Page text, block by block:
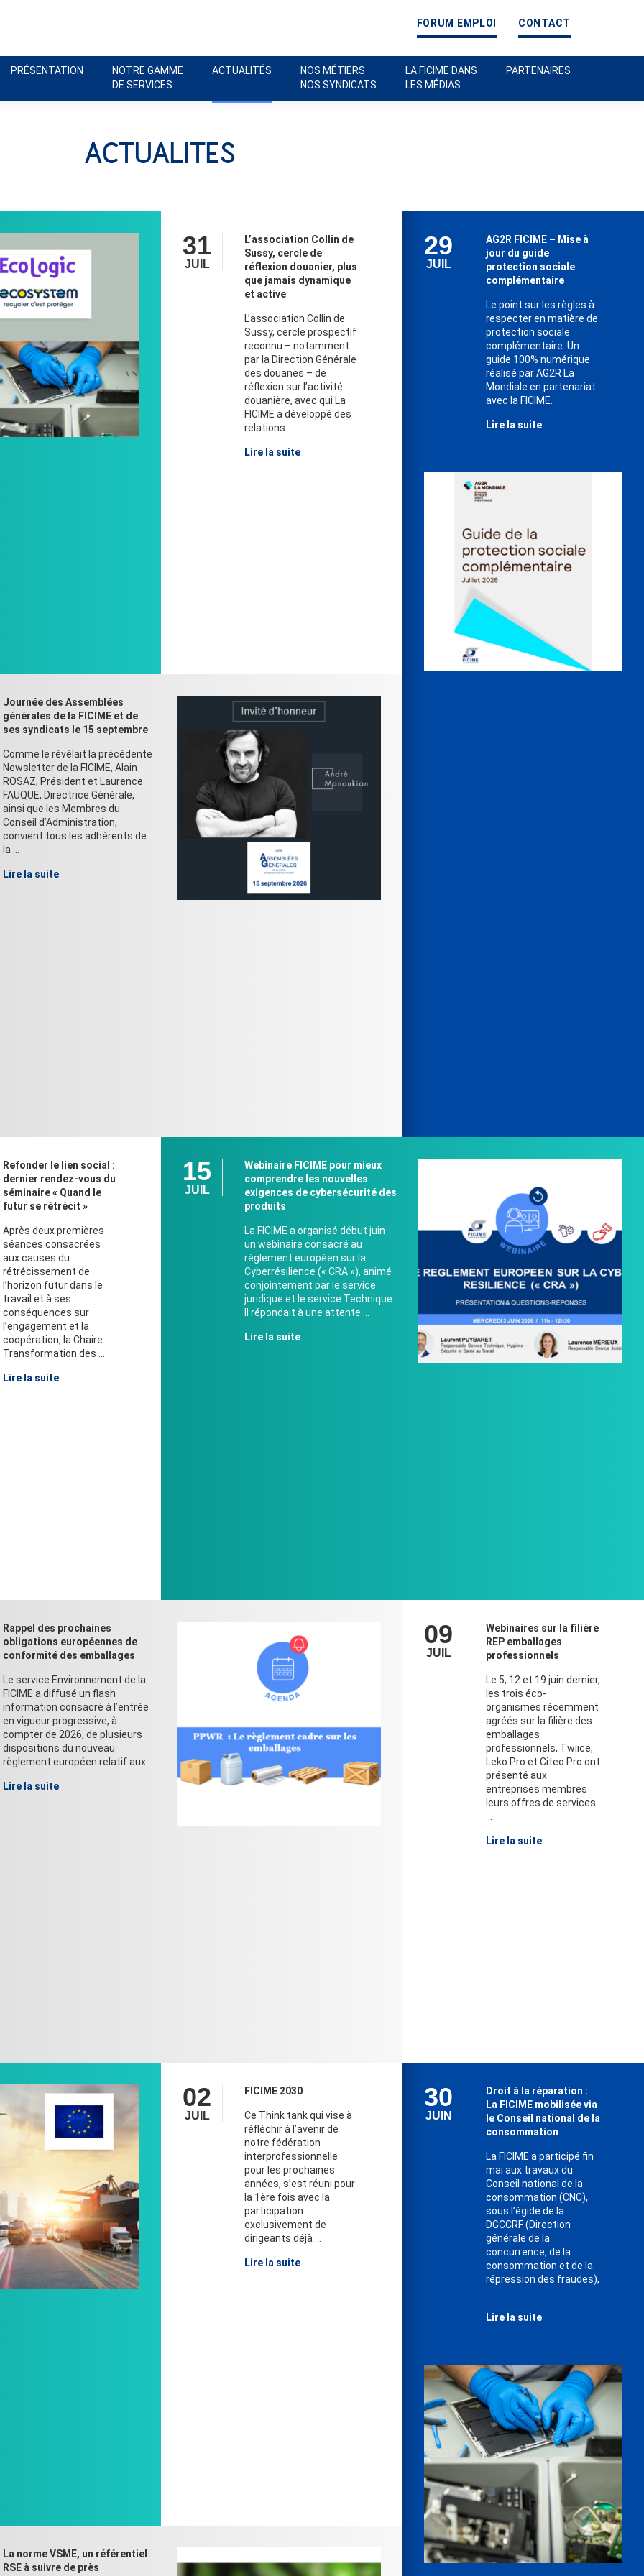
FORUM EMPLOI CONTACT
PRÉSENTATION
NOTRE GAMME
DE SERVICES
ACTUALITÉS
NOS MÉTIERS
NOS SYNDICATS
LA FICIME DANS
LES MÉDIAS
PARTENAIRES
ACTUALITES
31
JUIL
L’association Collin de
Sussy, cercle de
réflexion douanier, plus
que jamais dynamique
et active
L’association Collin de
Sussy, cercle prospectif
reconnu – notamment
par la Direction Générale
des douanes – de
réflexion sur l’activité
douanière, avec qui La
FICIME a développé des
relations ...
Lire la suite
29
JUIL
AG2R FICIME – Mise à
jour du guide
protection sociale
complémentaire
Le point sur les règles à
respecter en matière de
protection sociale
complémentaire. Un
guide 100% numérique
réalisé par AG2R La
Mondiale en partenariat
avec la FICIME.
Lire la suite
Journée des Assemblées
générales de la FICIME et de
ses syndicats le 15 septembre
Comme le révélait la précédente
Newsletter de la FICIME, Alain
ROSAZ, Président et Laurence
FAUQUE, Directrice Générale,
ainsi que les Membres du
Conseil d’Administration,
convient tous les adhérents de
la ...
Lire la suite
Refonder le lien social :
dernier rendez-vous du
séminaire « Quand le
futur se rétrécit »
Après deux premières
séances consacrées
aux causes du
rétrécissement de
l’horizon futur dans le
travail et à ses
conséquences sur
l’engagement et la
coopération, la Chaire
Transformation des ...
Lire la suite
15
JUIL
Webinaire FICIME pour mieux
comprendre les nouvelles
exigences de cybersécurité des
produits
La FICIME a organisé début juin
un webinaire consacré au
règlement européen sur la
Cyberrésilience (« CRA »), animé
conjointement par le service
juridique et le service Technique.
Il répondait à une attente ...
Lire la suite
Rappel des prochaines
obligations européennes de
conformité des emballages
Le service Environnement de la
FICIME a diffusé un flash
information consacré à l’entrée
en vigueur progressive, à
compter de 2026, de plusieurs
dispositions du nouveau
règlement européen relatif aux ...
Lire la suite
09
JUIL
Webinaires sur la filière
REP emballages
professionnels
Le 5, 12 et 19 juin dernier,
les trois éco-
organismes récemment
agréés sur la filière des
emballages
professionnels, Twiice,
Leko Pro et Citeo Pro ont
présenté aux
entreprises membres
leurs offres de services.
Lire la suite
02
JUIL
FICIME 2030
Ce Think tank qui vise à
réfléchir à l’avenir de
notre fédération
interprofessionnelle
pour les prochaines
années, s’est réuni pour
la 1ère fois avec la
participation
exclusivement de
dirigeants déjà ...
Lire la suite
30
JUIN
Droit à la réparation :
La FICIME mobilisée via
le Conseil national de la
consommation
La FICIME a participé fin
mai aux travaux du
Conseil national de la
consommation (CNC),
sous l’égide de la
DGCCRF (Direction
générale de la
concurrence, de la
consommation et de la
répression des fraudes),
Lire la suite
La norme VSME, un référentiel
RSE à suivre de près